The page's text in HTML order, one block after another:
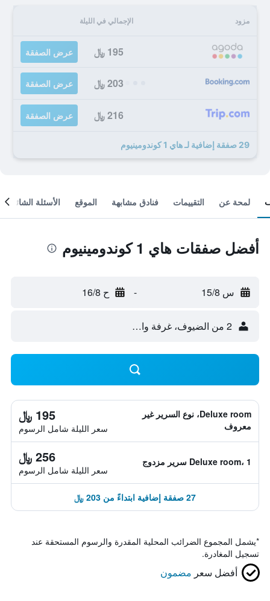
مزود الإجمالي في الليلة
195 ﷼ عرض الصفقة
203 ﷼ عرض الصفقة
216 ﷼ عرض الصفقة
29 صفقة إضافية لـ هاي 1 كوندومينيوم
لمحة عن التقييمات فنادق مشابهة الموقع الأسئلة الشائعة
أفضل صفقات هاي 1 كوندومينيوم
س 15/8 - ح 16/8
2 من الضيوف، غرفة واحدة
Deluxe room، نوع السرير غير
معروف
195 ﷼
سعر الليلة شامل الرسوم
Deluxe room، 1 سرير مزدوج 256 ﷼
سعر الليلة شامل الرسوم
27 صفقة إضافية ابتداءً من 203 ﷼
*يشمل المجموع الضرائب المحلية المقدرة والرسوم المستحقة عند
تسجيل المغادرة.
أفضل سعر مضمون